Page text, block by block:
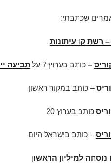
שכתבתי:
– רשת קו עיתונות
– כותב בערוץ 7 על תביעה
– כותב במקור ראשון
כותב בערוץ 20
– כותב בישראל היום
נוסחה למיליון הראשון